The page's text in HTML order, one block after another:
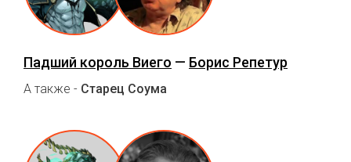
Падший король Виего — Борис Репетур
А также - Старец Соума